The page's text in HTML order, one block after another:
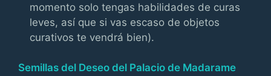
momento solo tengas habilidades de curas
leves, así que si vas escaso de objetos
curativos te vendrá bien).
Semillas del Deseo del Palacio de Madarame